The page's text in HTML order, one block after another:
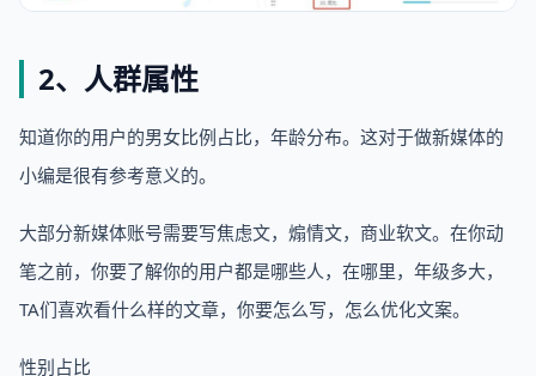
2、人群属性
知道你的用户的男女比例占比，年龄分布。这对于做新媒体的
小编是很有参考意义的。
大部分新媒体账号需要写焦虑文，煽情文，商业软文。在你动
笔之前，你要了解你的用户都是哪些人，在哪里，年级多大，
TA们喜欢看什么样的文章，你要怎么写，怎么优化文案。
性别占比